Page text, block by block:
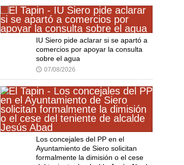
IU Siero pide aclarar si se apartó a
comercios por apoyar la consulta
sobre el agua
🕔 07/08/2026
Los concejales del PP en el
Ayuntamiento de Siero solicitan
formalmente la dimisión o el cese